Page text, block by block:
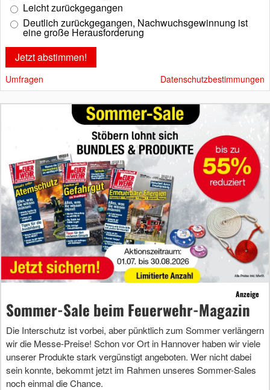
Leicht zurückgegangen
Deutlich zurückgegangen, Nachwuchsgewinnung ist
eine große Herausforderung
Umfragen Datenschutzbestimmungen
Anzeige
Sommer-Sale beim Feuerwehr-Magazin
Die Interschutz ist vorbei, aber pünktlich zum Sommer verlängern
wir die Messe-Preise! Schon vor Ort in Hannover haben wir viele
unserer Produkte stark vergünstigt angeboten. Wer nicht dabei
sein konnte, bekommt jetzt im Rahmen unseres Sommer-Sales
noch einmal die Chance.